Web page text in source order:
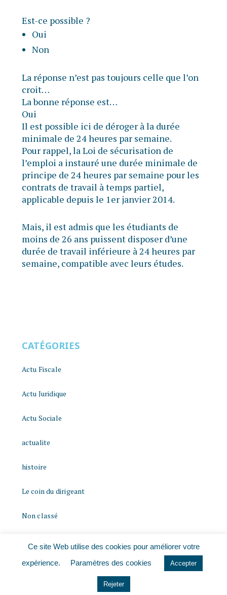
Est-ce possible ?
Oui
Non
La réponse n’est pas toujours celle que l’on
croit…
La bonne réponse est…
Oui
Il est possible ici de déroger à la durée
minimale de 24 heures par semaine.
Pour rappel, la Loi de sécurisation de
l’emploi a instauré une durée minimale de
principe de 24 heures par semaine pour les
contrats de travail à temps partiel,
applicable depuis le 1er janvier 2014.
Mais, il est admis que les étudiants de
moins de 26 ans puissent disposer d’une
durée de travail inférieure à 24 heures par
semaine, compatible avec leurs études.
CATÉGORIES
Actu Fiscale
Actu Juridique
Actu Sociale
actualite
histoire
Le coin du dirigeant
Non classé
Ce site Web utilise des cookies pour améliorer votre
expérience.
Paramètres des cookies Accepter
Rejeter